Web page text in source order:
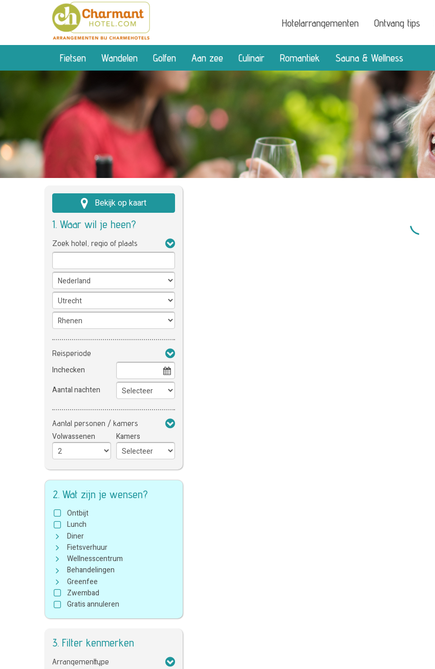
Hotelarrangementen Ontvang tips
Fietsen Wandelen Golfen Aan zee Culinair Romantiek Sauna & Wellness
Bekijk op kaart
1. Waar wil je heen?
Zoek hotel, regio of plaats
Reisperiode
Inchecken
Aantal nachten
Aantal personen / kamers
Volwassenen Kamers
2. Wat zijn je wensen?
Ontbijt
Lunch
Diner
Fietsverhuur
Wellnesscentrum
Behandelingen
Greenfee
Zwembad
Gratis annuleren
3. Filter kenmerken
Arrangementtype